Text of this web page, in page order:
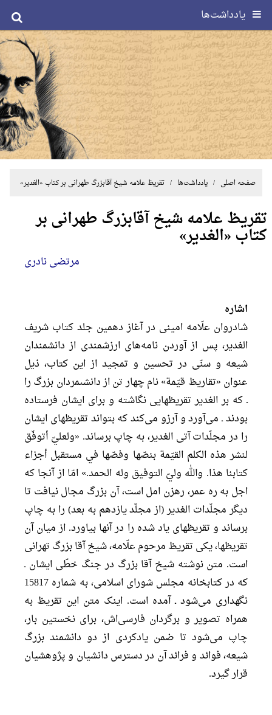
یادداشت‌ها
صفحه اصلی / یادداشت‌ها / تقریظ علامه شیخ آقابزرگ طهرانی بر کتاب «الغدیر»
تقریظ علامه شیخ آقابزرگ طهرانی بر
کتاب «الغدیر»
مرتضی نادری
اشاره
شادروان علّامه امينى در آغاز دهمين جلد كتاب شريف
الغدير، پس از آوردن نامه‌هاى ارزشمندى از دانشمندان
شيعه و سنّى در تحسين و تمجيد از اين كتاب، ذيل
عنوان «تقاريظ قيّمة» نام چهار تن از دانشىمردان بزرگ را
ـ كه بر الغدير تقريظهايى نگاشته و براى ايشان فرستاده
بودند ـ می‌آورد و آرزو مى‌كند كه بتواند تقريظهاى ايشان
را در مجلّدات آتى الغدير، به چاپ برساند. «ولعليّ أتوفّق
لنشر هذه الكلم القيّمة بنصّها وفصّها في مستقبل أجزاء
كتابنا هذا. والله وليّ التوفيق وله الحمد.» امّا از آنجا كه
اجل به ره عمر، رهزن امل است، آن بزرگ مجال نيافت تا
ديگر مجلّدات الغدير (از مجلّد يازدهم به بعد) را به چاپ
برساند و تقريظهاى ياد شده را در آنها بياورد. از ميان آن
تقريظها، يكى تقريظ مرحوم علّامه، شيخ آقا بزرگ تهرانى
است. متن نوشته شيخ آقا بزرگ در جنگ خطّى ايشان ـ
كه در كتابخانه مجلس شوراى اسلامى، به شماره 15817
نگهدارى مى‌شود ـ آمده است. اينک متن اين تقريظ به
همراه تصوير و برگردان فارسی‌اش، براى نخستين بار،
چاپ مى‌شود تا ضمن يادكردى از دو دانشمند بزرگ
شيعه، فوائد و فرائد آن در دسترس دانشيان و پژوهشيان
قرار گيرد.